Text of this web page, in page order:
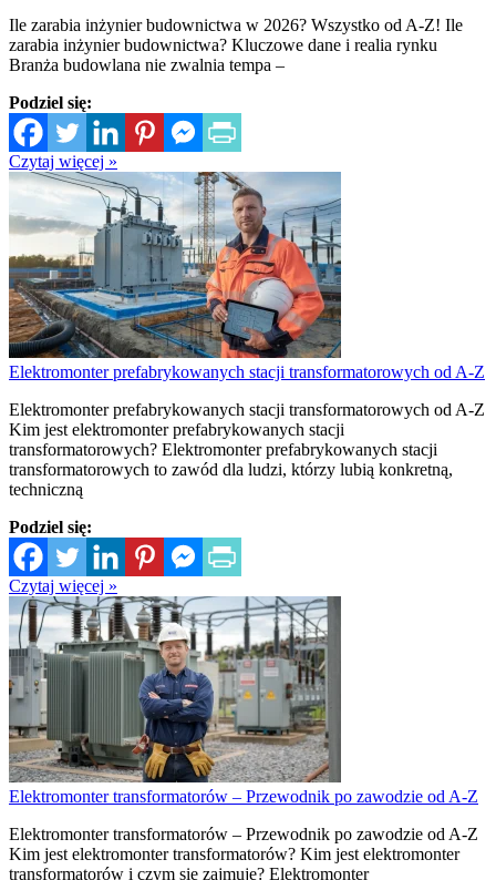
Ile zarabia inżynier budownictwa w 2026? Wszystko od A-Z! Ile
zarabia inżynier budownictwa? Kluczowe dane i realia rynku
Branża budowlana nie zwalnia tempa –
Podziel się:
Czytaj więcej »
Elektromonter prefabrykowanych stacji transformatorowych od A-Z
Elektromonter prefabrykowanych stacji transformatorowych od A-Z
Kim jest elektromonter prefabrykowanych stacji
transformatorowych? Elektromonter prefabrykowanych stacji
transformatorowych to zawód dla ludzi, którzy lubią konkretną,
techniczną
Podziel się:
Czytaj więcej »
Elektromonter transformatorów – Przewodnik po zawodzie od A-Z
Elektromonter transformatorów – Przewodnik po zawodzie od A-Z
Kim jest elektromonter transformatorów? Kim jest elektromonter
transformatorów i czym się zajmuje? Elektromonter